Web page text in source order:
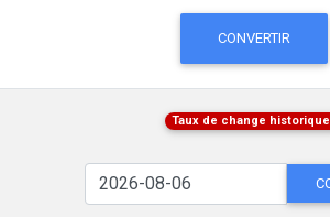
CONVERTIR
Taux de change